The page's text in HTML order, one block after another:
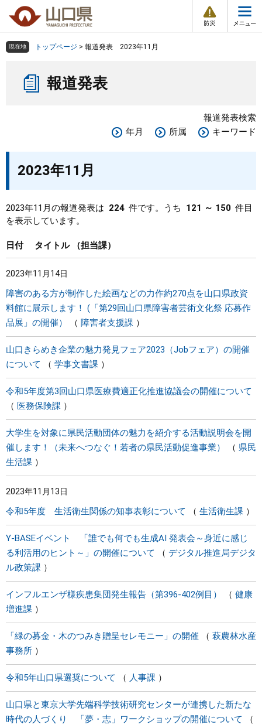
の
ー
メ
組織で探す
Other Languages
くらし・環境
教育・文化・スポーツ
しごと・産業・観光
県政情報
現在地 トップページ > 報道発表 2023年11月
報道発表
報道発表検索
年月
所属 キーワード
2023年11月
2023年11月の報道発表は 224 件です。うち 121 ～ 150 件目
を表示しています。
日付 タイトル 担当課
2023年11月14日
障害のある方が制作した絵画などの力作約270点を山口県政資
料館に展示します！ (「第29回山口県障害者芸術文化祭 応募作
品展」の開催）
障害者支援課
山口きらめき企業の魅力発見フェア2023（Jobフェア）の開催
について
学事文書課
令和5年度第3回山口県医療費適正化推進協議会の開催について
医務保険課
大学生を対象に県民活動団体の魅力を紹介する活動説明会を開
催します！（未来へつなぐ！若者の県民活動促進事業）
県民
生活課
2023年11月13日
令和5年度 生活衛生関係の知事表彰について 生活衛生課
Y-BASEイベント 「誰でも何でも生成AI 発表会～身近に感じ
る利活用のヒント～」の開催について
デジタル推進局デジタ
ル政策課
インフルエンザ様疾患集団発生報告（第396-402例目）
健康
増進課
「緑の募金・木のつみき贈呈セレモニー」の開催
萩農林水産
事務所
令和5年山口県選奨について 人事課
山口県と東京大学先端科学技術研究センターが連携した新たな
時代の人づくり 「夢・志」ワークショップの開催について